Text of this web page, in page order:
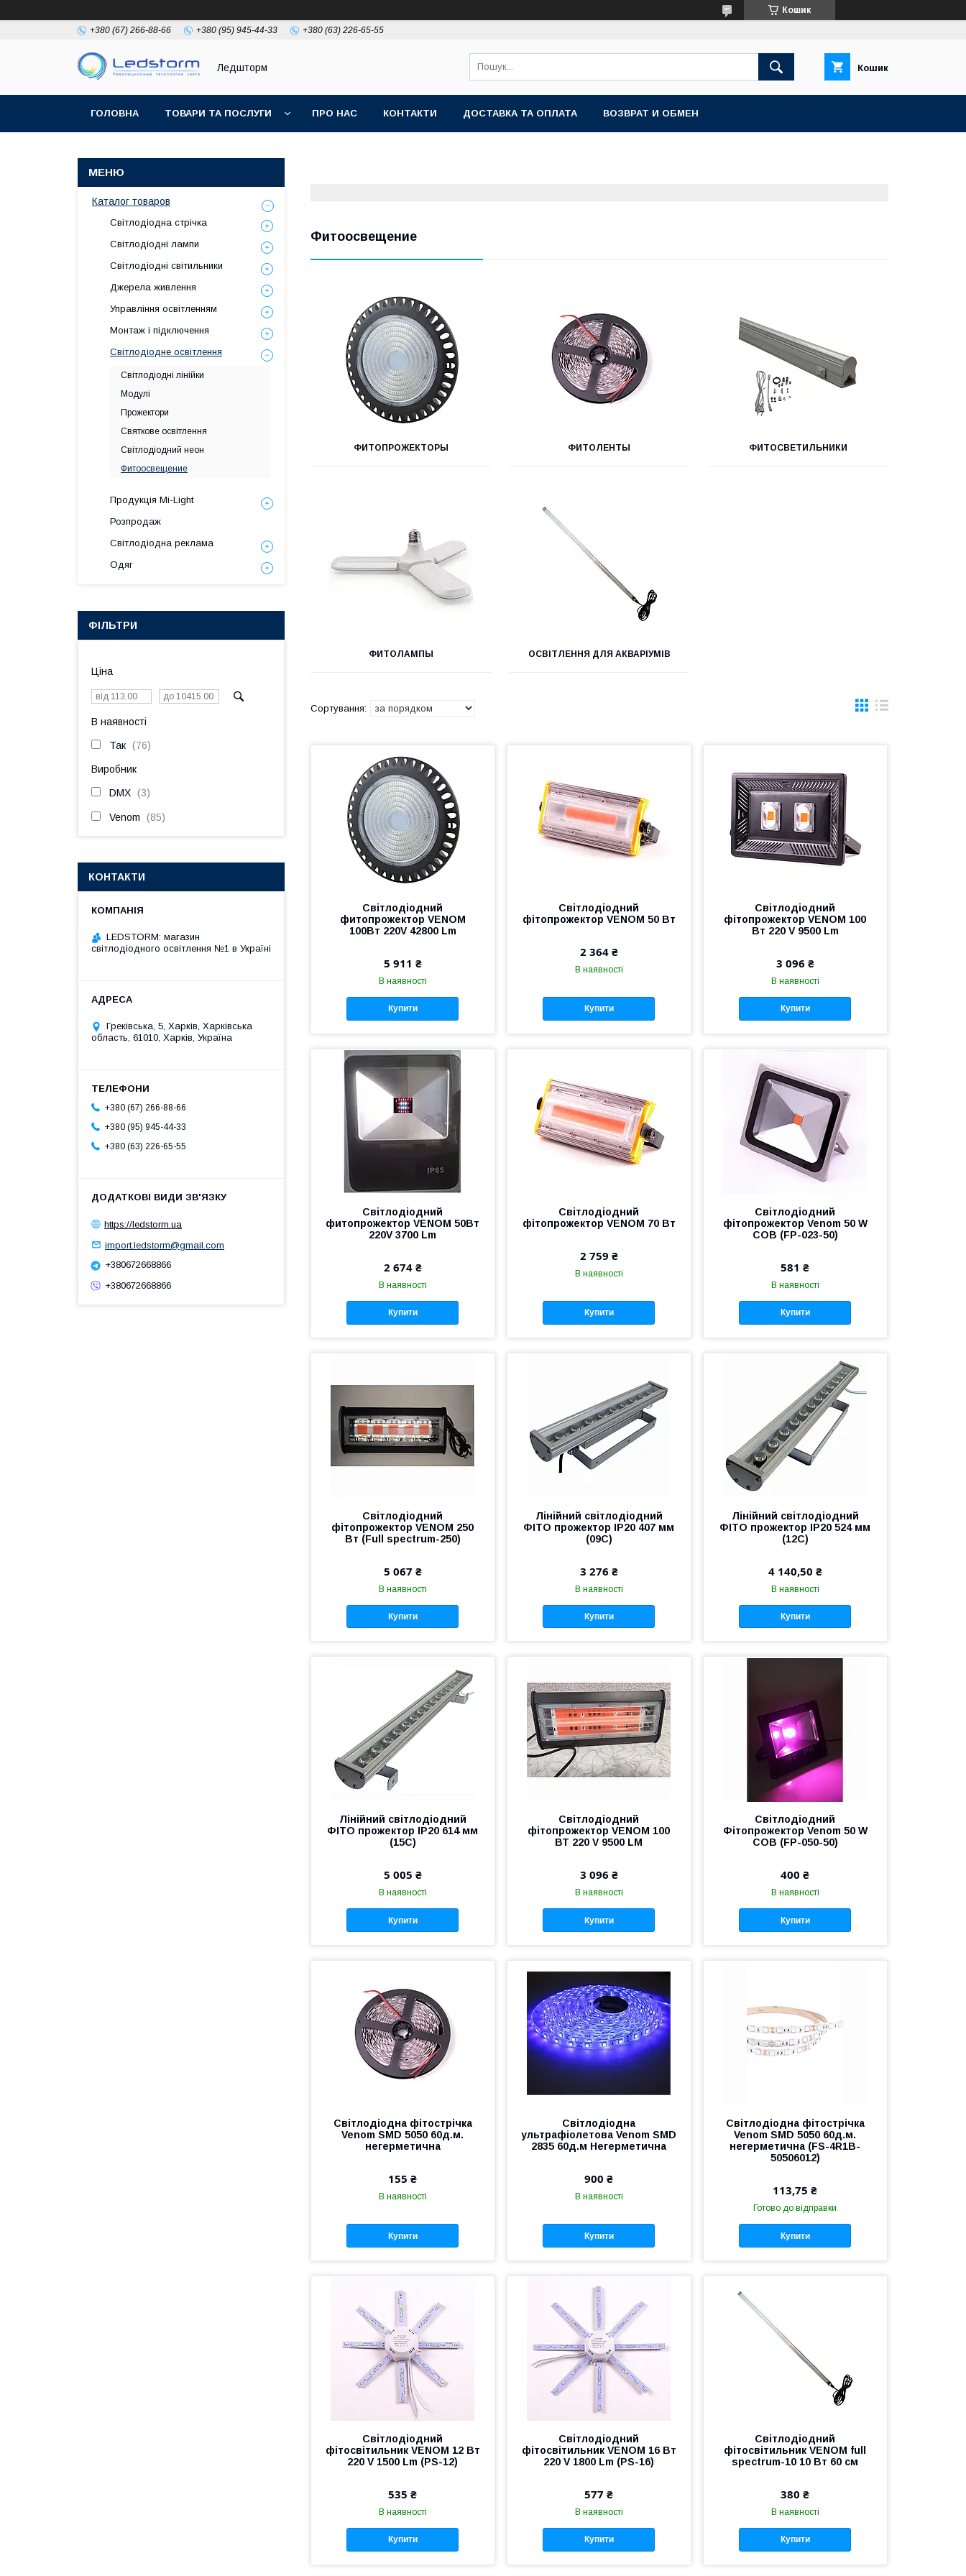
Кошик
+380 (67) 266-88-66 +380 (95) 945-44-33 +380 (63) 226-65-55
Ледшторм Кошик
ГОЛОВНА ТОВАРИ ТА ПОСЛУГИ ПРО НАС КОНТАКТИ ДОСТАВКА ТА ОПЛАТА ВОЗВРАТ И ОБМЕН
Фитоосвещение
ФИТОПРОЖЕКТОРЫ ФИТОЛЕНТЫ ФИТОСВЕТИЛЬНИКИ
ФИТОЛАМПЫ ОСВІТЛЕННЯ ДЛЯ АКВАРІУМІВ
Світлодіодний
фитопрожектор VENOM
100Вт 220V 42800 Lm
5 911 ₴
В наявності
Купити
Світлодіодний
фітопрожектор VENOM 50 Вт
2 364 ₴
В наявності
Купити
Світлодіодний
фітопрожектор VENOM 100
Вт 220 V 9500 Lm
3 096 ₴
В наявності
Купити
Світлодіодний
фитопрожектор VENOM 50Вт
220V 3700 Lm
2 674 ₴
В наявності
Купити
Світлодіодний
фітопрожектор VENOM 70 Вт
2 759 ₴
В наявності
Купити
Світлодіодний
фітопрожектор Venom 50 W
COB (FP-023-50)
581 ₴
В наявності
Купити
Світлодіодний
фітопрожектор VENOM 250
Вт (Full spectrum-250)
5 067 ₴
В наявності
Купити
Лінійний світлодіодний
ФІТО прожектор IP20 407 мм
(09С)
3 276 ₴
В наявності
Купити
Лінійний світлодіодний
ФІТО прожектор IP20 524 мм
(12С)
4 140,50 ₴
В наявності
Купити
Лінійний світлодіодний
ФІТО прожектор IP20 614 мм
(15С)
5 005 ₴
В наявності
Купити
Світлодіодний
фітопрожектор VENOM 100
ВТ 220 V 9500 LM
3 096 ₴
В наявності
Купити
Світлодіодний
Фітопрожектор Venom 50 W
COB (FP-050-50)
400 ₴
В наявності
Купити
Світлодіодна фітострічка
Venom SMD 5050 60д.м.
негерметична
155 ₴
В наявності
Купити
Світлодіодна
ультрафіолетова Venom SMD
2835 60д.м Негерметична
900 ₴
В наявності
Купити
Світлодіодна фітострічка
Venom SMD 5050 60д.м.
негерметична (FS-4R1B-
50506012)
113,75 ₴
Готово до відправки
Купити
Світлодіодний
фітосвітильник VENOM 12 Вт
220 V 1500 Lm (PS-12)
535 ₴
В наявності
Купити
Світлодіодний
фітосвітильник VENOM 16 Вт
220 V 1800 Lm (PS-16)
577 ₴
В наявності
Купити
Світлодіодний
фітосвітильник VENOM full
spectrum-10 10 Вт 60 см
380 ₴
В наявності
Купити
Каталог товаров
Світлодіодна стрічка
Світлодіодні лампи
Світлодіодні світильники
Джерела живлення
Управління освітленням
Монтаж і підключення
Світлодіодне освітлення
Світлодіодні лінійки
Модулі
Прожектори
Святкове освітлення
Світлодіодний неон
Фитоосвещение
Продукція Mi-Light
Розпродаж
Світлодіодна реклама
Одяг
ФІЛЬТРИ
Ціна
В наявності
Так 76
Виробник
DMX 3
Venom 85
КОНТАКТИ
LEDSTORM: магазин
світлодіодного освітлення №1 в Україні
Греківська, 5, Харків, Харківська
область, 61010, Харків, Україна
+380 (67) 266-88-66
+380 (95) 945-44-33
+380 (63) 226-65-55
https://ledstorm.ua
import.ledstorm@gmail.com
+380672668866
+380672668866